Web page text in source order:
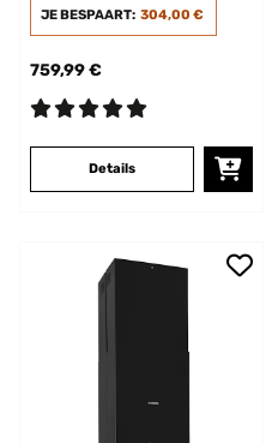
JE BESPAART: 304,00 €
759,99 €
Details